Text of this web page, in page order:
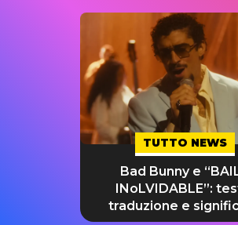
TUTTO NEWS
Bad Bunny e
INoLVIDABLE”:
traduzione e